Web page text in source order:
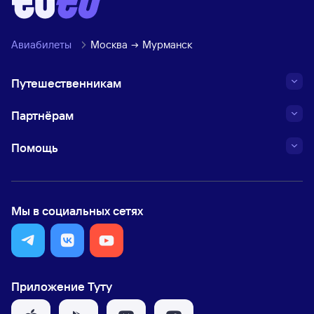
Авиабилеты Москва Мурманск
Путешественникам
Партнёрам
Помощь
Мы в социальных сетях
Приложение Туту